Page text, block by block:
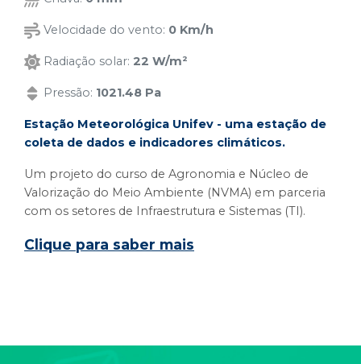
Velocidade do vento: 0 Km/h
Radiação solar: 22 W/m²
Pressão: 1021.48 Pa
Estação Meteorológica Unifev - uma estação de
coleta de dados e indicadores climáticos.
Um projeto do curso de Agronomia e Núcleo de
Valorização do Meio Ambiente (NVMA) em parceria
com os setores de Infraestrutura e Sistemas (TI).
Clique para saber mais